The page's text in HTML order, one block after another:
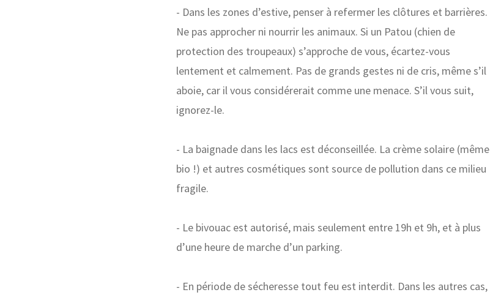
- Dans les zones d’estive, penser à refermer les clôtures et barrières.
Ne pas approcher ni nourrir les animaux. Si un Patou (chien de
protection des troupeaux) s’approche de vous, écartez-vous
lentement et calmement. Pas de grands gestes ni de cris, même s’il
aboie, car il vous considérerait comme une menace. S’il vous suit,
ignorez-le.
- La baignade dans les lacs est déconseillée. La crème solaire (même
bio !) et autres cosmétiques sont source de pollution dans ce milieu
fragile.
- Le bivouac est autorisé, mais seulement entre 19h et 9h, et à plus
d’une heure de marche d’un parking.
- En période de sécheresse tout feu est interdit. Dans les autres cas,